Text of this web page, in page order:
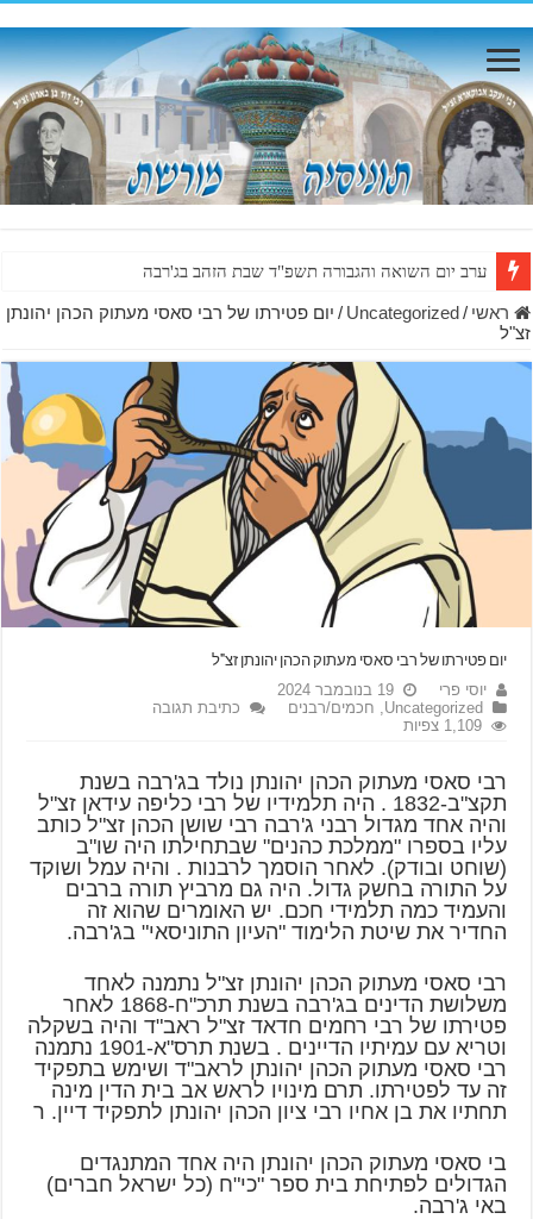
ערב יום השואה והגבורה תשפ"ד שבת הזהב בג'רבה
ראשי /
Uncategorized
/ יום פטירתו של רבי סאסי מעתוק הכהן יהונתן
זצ"ל
יום פטירתו של רבי סאסי מעתוק הכהן יהונתן זצ"ל
יוסי פרי
19 בנובמבר 2024
Uncategorized
חכמים/רבנים
כתיבת תגובה
1,109 צפיות
רבי סאסי מעתוק הכהן יהונתן נולד בג'רבה בשנת
תקצ"ב-1832 . היה תלמידיו של רבי כליפה עידאן זצ"ל
והיה אחד מגדול רבני ג'רבה רבי שושן הכהן זצ"ל כותב
עליו בספרו "ממלכת כהנים" שבתחילתו היה שו"ב
(שוחט ובודק). לאחר הוסמך לרבנות . והיה עמל ושוקד
על התורה בחשק גדול. היה גם מרביץ תורה ברבים
והעמיד כמה תלמידי חכם. יש האומרים שהוא זה
החדיר את שיטת הלימוד "העיון התוניסאי" בג'רבה.
רבי סאסי מעתוק הכהן יהונתן זצ"ל נתמנה לאחד
משלושת הדינים בג'רבה בשנת תרכ"ח-1868 לאחר
פטירתו של רבי רחמים חדאד זצ"ל ראב"ד והיה בשקלה
וטריא עם עמיתיו הדיינים . בשנת תרס"א-1901 נתמנה
רבי סאסי מעתוק הכהן יהונתן לראב"ד ושימש בתפקיד
זה עד לפטירתו. תרם מינויו לראש אב בית הדין מינה
תחתיו את בן אחיו רבי ציון הכהן יהונתן לתפקיד דיין. ר
בי סאסי מעתוק הכהן יהונתן היה אחד המתנגדים
הגדולים לפתיחת בית ספר "כי"ח (כל ישראל חברים)
באי ג'רבה.